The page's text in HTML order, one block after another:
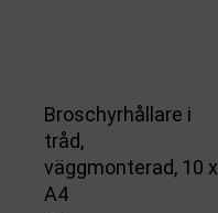
Broschyrhållare i
tråd,
väggmonterad, 10 x
A4